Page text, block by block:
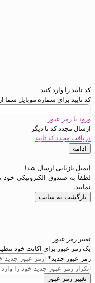
کد تایید را وارد کنید
کد تایید برای شماره موبایل شما
ورود با رمز عبور
ارسال مجدد کد تا دیگر
دریافت مجدد کد تایید
ادامه
ایمیل بازیابی ارسال شد!
لطفاً به صندوق الکترونیکی
نمایید.
بازگشت به سایت
تغییر رمز عبور
یک رمز عبور برای اکانت خود
رمز عبور جدید*
تغییر رمز عبور